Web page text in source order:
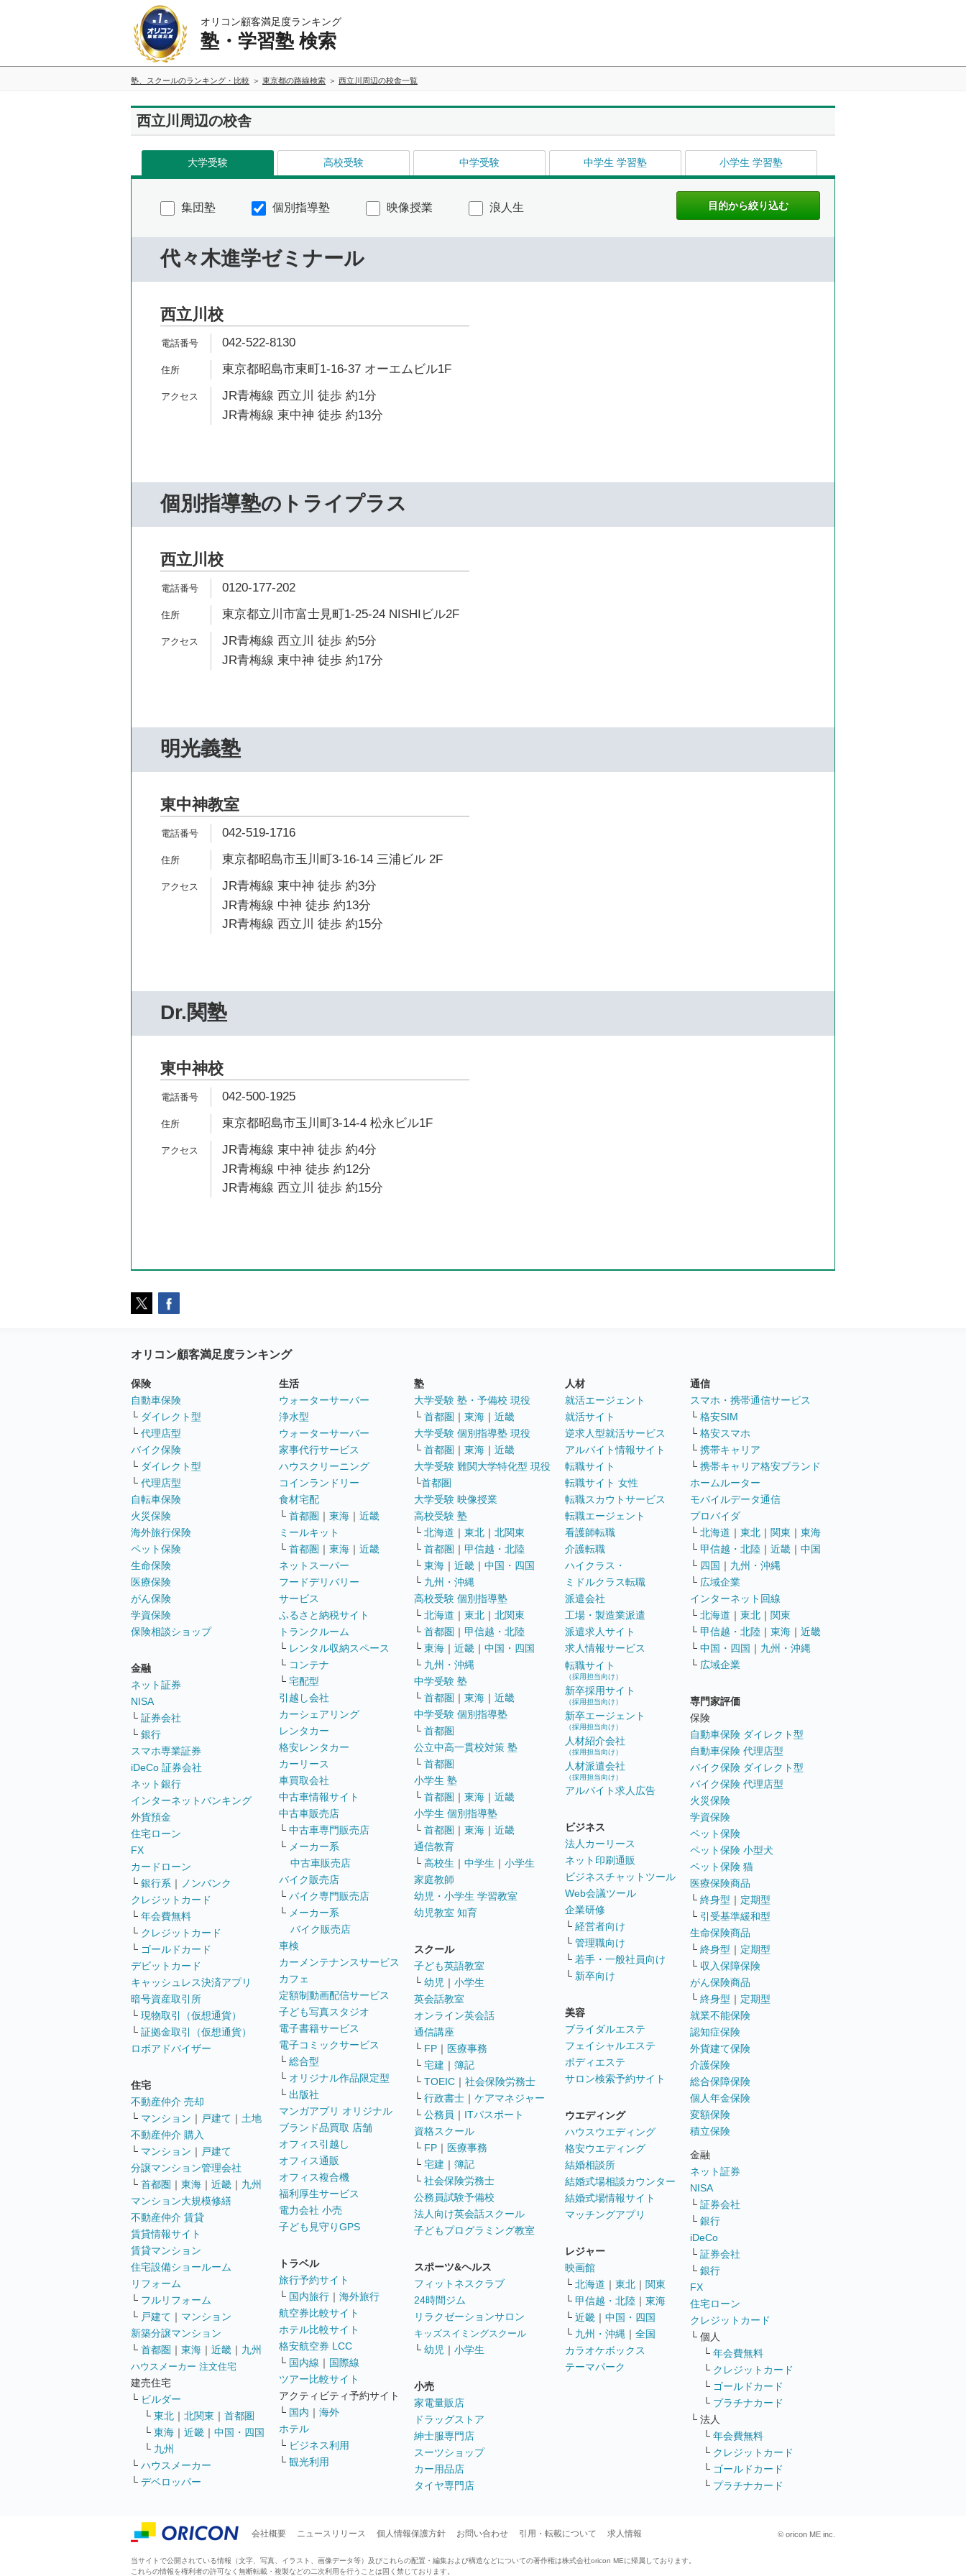
オリコン顧客満足度ランキング
塾・学習塾 検索
塾、スクールのランキング・比較 東京都の路線検索 西立川周辺の校舎一覧
西立川周辺の校舎
大学受験 高校受験 中学受験 中学生 学習塾 小学生 学習塾
集団塾 個別指導塾 映像授業 浪人生
代々木進学ゼミナール
西立川校
042-522-8130
東京都昭島市東町1-16-37 オーエムビル1F
JR青梅線 西立川 徒歩 約1分
JR青梅線 東中神 徒歩 約13分
個別指導塾のトライプラス
西立川校
0120-177-202
東京都立川市富士見町1-25-24 NISHIビル2F
JR青梅線 西立川 徒歩 約5分
JR青梅線 東中神 徒歩 約17分
明光義塾
東中神教室
042-519-1716
東京都昭島市玉川町3-16-14 三浦ビル 2F
JR青梅線 東中神 徒歩 約3分
JR青梅線 中神 徒歩 約13分
JR青梅線 西立川 徒歩 約15分
Dr.関塾
東中神校
042-500-1925
東京都昭島市玉川町3-14-4 松永ビル1F
JR青梅線 東中神 徒歩 約4分
JR青梅線 中神 徒歩 約12分
JR青梅線 西立川 徒歩 約15分
オリコン顧客満足度ランキング
保険
自動車保険
└ ダイレクト型
└ 代理店型
バイク保険
└ ダイレクト型
└ 代理店型
自転車保険
火災保険
海外旅行保険
ペット保険
生命保険
医療保険
がん保険
学資保険
保険相談ショップ
金融
ネット証券
NISA
└ 証券会社
└ 銀行
スマホ専業証券
iDeCo 証券会社
ネット銀行
インターネットバンキング
外貨預金
住宅ローン
FX
カードローン
└ 銀行系 ｜
ノンバンク
クレジットカード
└ 年会費無料
└ クレジットカード
└ ゴールドカード
デビットカード
キャッシュレス決済アプリ
暗号資産取引所
└ 現物取引（仮想通貨）
└ 証拠金取引（仮想通貨）
ロボアドバイザー
住宅
不動産仲介 売却
└ マンション ｜ 戸建て ｜ 土地
不動産仲介 購入
└ マンション ｜ 戸建て
分譲マンション管理会社
└ 首都圏 ｜ 東海 ｜ 近畿 ｜ 九州
マンション大規模修繕
不動産仲介 賃貸
賃貸情報サイト
賃貸マンション
住宅設備ショールーム
リフォーム
└ フルリフォーム
└ 戸建て ｜ マンション
新築分譲マンション
└ 首都圏 ｜ 東海 ｜ 近畿 ｜ 九州
ハウスメーカー 注文住宅
建売住宅
└ ビルダー
└ 東北 ｜ 北関東 ｜ 首都圏
└ 東海 ｜ 近畿 ｜ 中国・四国
└ 九州
└ ハウスメーカー
└ デベロッパー
生活
ウォーターサーバー
浄水型
ウォーターサーバー
家事代行サービス
ハウスクリーニング
コインランドリー
食材宅配
└ 首都圏 ｜ 東海 ｜ 近畿
ミールキット
└ 首都圏 ｜ 東海 ｜ 近畿
ネットスーパー
フードデリバリー
サービス
ふるさと納税サイト
トランクルーム
└ レンタル収納スペース
└ コンテナ
└ 宅配型
引越し会社
カーシェアリング
レンタカー
格安レンタカー
カーリース
車買取会社
中古車情報サイト
中古車販売店
└ 中古車専門販売店
└ メーカー系
中古車販売店
バイク販売店
└ バイク専門販売店
└ メーカー系
バイク販売店
車検
カーメンテナンスサービス
カフェ
定額制動画配信サービス
子ども写真スタジオ
電子書籍サービス
電子コミックサービス
└ 総合型
└ オリジナル作品限定型
└ 出版社
マンガアプリ オリジナル
ブランド品買取 店舗
オフィス引越し
オフィス通販
オフィス複合機
福利厚生サービス
電力会社 小売
子ども見守りGPS
トラベル
旅行予約サイト
└ 国内旅行 ｜ 海外旅行
航空券比較サイト
ホテル比較サイト
格安航空券 LCC
└ 国内線 ｜ 国際線
ツアー比較サイト
アクティビティ予約サイト
└ 国内 ｜ 海外
ホテル
└ ビジネス利用
└ 観光利用
塾
大学受験 塾・予備校 現役
└ 首都圏 ｜ 東海 ｜ 近畿
大学受験 個別指導塾 現役
└ 首都圏 ｜ 東海 ｜ 近畿
大学受験 難関大学特化型 現役
└首都圏
大学受験 映像授業
高校受験 塾
└ 北海道 ｜ 東北 ｜ 北関東
└ 首都圏 ｜ 甲信越・北陸
└ 東海 ｜ 近畿 ｜ 中国・四国
└ 九州・沖縄
高校受験 個別指導塾
└ 北海道 ｜ 東北 ｜ 北関東
└ 首都圏 ｜ 甲信越・北陸
└ 東海 ｜ 近畿 ｜ 中国・四国
└ 九州・沖縄
中学受験 塾
└ 首都圏 ｜ 東海 ｜ 近畿
中学受験 個別指導塾
└ 首都圏
公立中高一貫校対策 塾
└ 首都圏
小学生 塾
└ 首都圏 ｜ 東海 ｜ 近畿
小学生 個別指導塾
└ 首都圏 ｜ 東海 ｜ 近畿
通信教育
└ 高校生 ｜ 中学生 ｜ 小学生
家庭教師
幼児・小学生 学習教室
幼児教室 知育
スクール
子ども英語教室
└ 幼児 ｜ 小学生
英会話教室
オンライン英会話
通信講座
└ FP ｜ 医療事務
└ 宅建 ｜ 簿記
└ TOEIC ｜ 社会保険労務士
└ 行政書士 ｜ ケアマネジャー
└ 公務員 ｜ ITパスポート
資格スクール
└ FP ｜ 医療事務
└ 宅建 ｜ 簿記
└ 社会保険労務士
公務員試験予備校
法人向け英会話スクール
子どもプログラミング教室
スポーツ&ヘルス
フィットネスクラブ
24時間ジム
リラクゼーションサロン
キッズスイミングスクール
└ 幼児 ｜ 小学生
小売
家電量販店
ドラッグストア
紳士服専門店
スーツショップ
カー用品店
タイヤ専門店
人材
就活エージェント
就活サイト
逆求人型就活サービス
アルバイト情報サイト
転職サイト
転職サイト 女性
転職スカウトサービス
転職エージェント
看護師転職
介護転職
ハイクラス・
ミドルクラス転職
派遣会社
工場・製造業派遣
派遣求人サイト
求人情報サービス
転職サイト
（採用担当向け）
新卒採用サイト
（採用担当向け）
新卒エージェント
（採用担当向け）
人材紹介会社
（採用担当向け）
人材派遣会社
（採用担当向け）
アルバイト求人広告
ビジネス
法人カーリース
ネット印刷通販
ビジネスチャットツール
Web会議ツール
企業研修
└ 経営者向け
└ 管理職向け
└ 若手・一般社員向け
└ 新卒向け
美容
ブライダルエステ
フェイシャルエステ
ボディエステ
サロン検索予約サイト
ウエディング
ハウスウエディング
格安ウエディング
結婚相談所
結婚式場相談カウンター
結婚式場情報サイト
マッチングアプリ
レジャー
映画館
└ 北海道 ｜ 東北 ｜ 関東
└ 甲信越・北陸 ｜ 東海
└ 近畿 ｜ 中国・四国
└ 九州・沖縄 ｜ 全国
カラオケボックス
テーマパーク
通信
スマホ・携帯通信サービス
└ 格安SIM
└ 格安スマホ
└ 携帯キャリア
└ 携帯キャリア格安ブランド
ホームルーター
モバイルデータ通信
プロバイダ
└ 北海道 ｜ 東北 ｜ 関東 ｜ 東海
└ 甲信越・北陸 ｜ 近畿 ｜ 中国
└ 四国 ｜ 九州・沖縄
└ 広域企業
インターネット回線
└ 北海道 ｜ 東北 ｜ 関東
└ 甲信越・北陸 ｜ 東海 ｜ 近畿
└ 中国・四国 ｜ 九州・沖縄
└ 広域企業
専門家評価
保険
自動車保険 ダイレクト型
自動車保険 代理店型
バイク保険 ダイレクト型
バイク保険 代理店型
火災保険
学資保険
ペット保険
ペット保険 小型犬
ペット保険 猫
医療保険商品
└ 終身型 ｜ 定期型
└ 引受基準緩和型
生命保険商品
└ 終身型 ｜ 定期型
└ 収入保障保険
がん保険商品
└ 終身型 ｜ 定期型
就業不能保険
認知症保険
外貨建て保険
介護保険
総合保障保険
個人年金保険
変額保険
積立保険
金融
ネット証券
NISA
└ 証券会社
└ 銀行
iDeCo
└ 証券会社
└ 銀行
FX
住宅ローン
クレジットカード
└ 個人
└ 年会費無料
└ クレジットカード
└ ゴールドカード
└ プラチナカード
└ 法人
└ 年会費無料
└ クレジットカード
└ ゴールドカード
└ プラチナカード
会社概要 ニュースリリース 個人情報保護方針 お問い合わせ 引用・転載について 求人情報 © oricon ME inc.
当サイトで公開されている情報（文字、写真、イラスト、画像データ等）及びこれらの配置・編集および構造などについての著作権は株式会社oricon MEに帰属しております。
これらの情報を権利者の許可なく無断転載・複製などの二次利用を行うことは固く禁じております。